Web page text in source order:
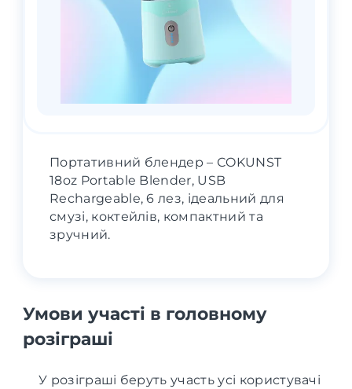
Портативний блендер – СOKUNST
18oz Portable Blender, USB
Rechargeable, 6 лез, ідеальний для
смузі, коктейлів, компактний та
зручний.
Умови участі в головному
розіграші
У розіграші беруть участь усі користувачі